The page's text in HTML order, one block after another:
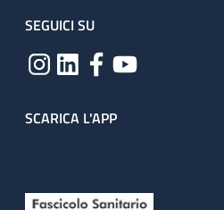
SEGUICI SU
SCARICA L'APP